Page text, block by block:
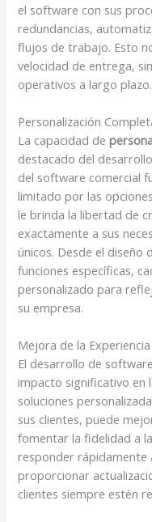
el software con sus
redundancias,
flujos de trabajo. Esto
velocidad de entrega,
operativos a largo plazo.
Personalización
La capacidad de
destacado del
del software comercial
limitado por las
le brinda la libertad de
exactamente a sus
únicos. Desde el diseño
funciones específicas,
personalizado para
su empresa.
Mejora de la
El desarrollo de
impacto significativo en
soluciones
sus clientes, puede
fomentar la fidelidad a
responder rápidamente
proporcionar
clientes siempre estén